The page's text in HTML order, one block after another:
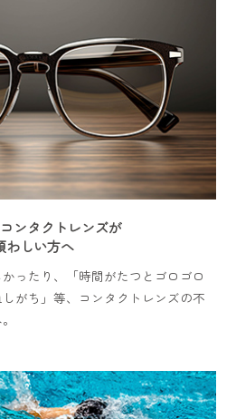
ンタクトレンズが
わしい方へ
ったり、「時間がたつとゴロゴロ
がち」等、コンタクトレンズの不